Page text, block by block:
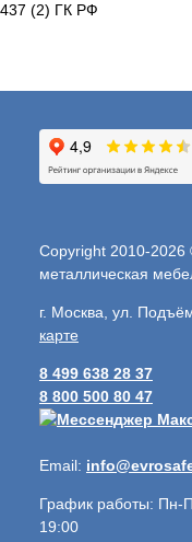
437 (2) ГК РФ
Copyright 2010-
металлическая
г. Москва, ул.
карте
8 499 638 28 37
8 800 500 80 47
Email:
График работы: Пн-
19:00